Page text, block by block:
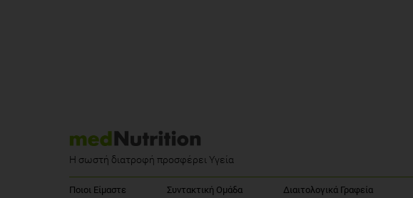
Η σωστή διατροφή προσφέρει Υγεία
Ποιοι Είμαστε Συντακτική Ομάδα Διαιτολογικά Γραφεία